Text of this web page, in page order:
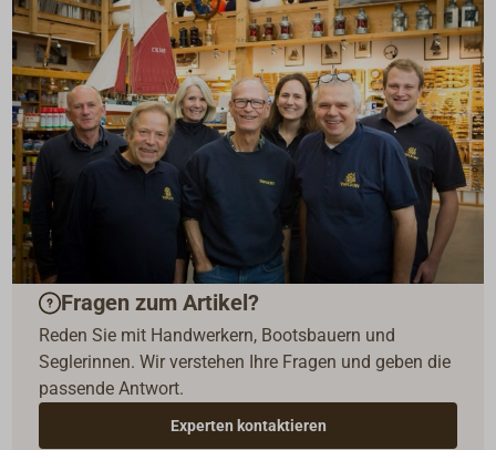
Fragen zum Artikel?
Reden Sie mit Handwerkern, Bootsbauern und
Seglerinnen. Wir verstehen Ihre Fragen und geben die
passende Antwort.
Experten kontaktieren